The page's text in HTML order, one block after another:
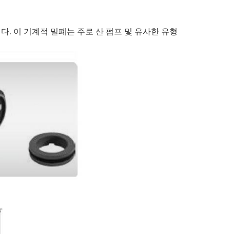
. 이 기계적 밀폐는 주로 산 펌프 및 유사한 유형